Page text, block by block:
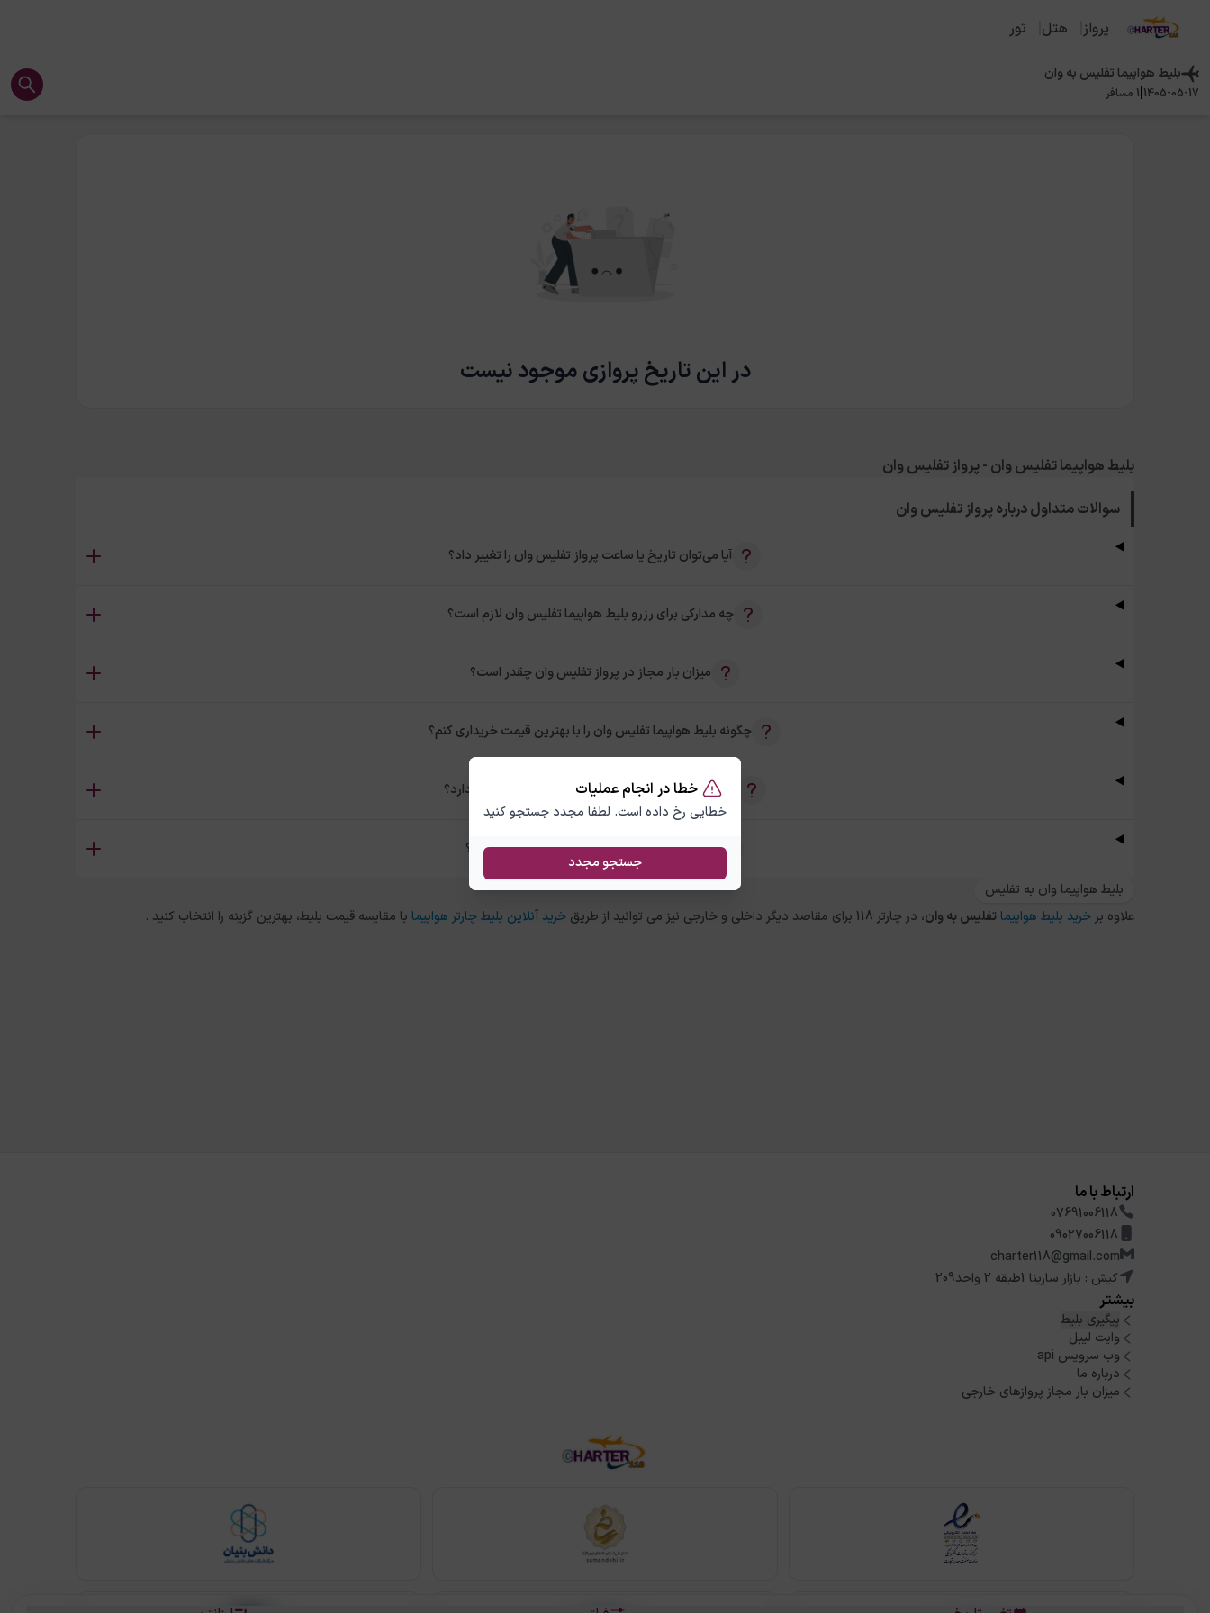
خطا در انجام عملیات
خطایی رخ داده است. لطفا مجدد جستجو کنید
جستجو مجدد
پرواز هتل تور
بلیط هواپیماتفلیس بهوان
1405-05-17
|
1 مسافر
در این تاریخ پروازی موجود نیست
بلیط هواپیما تفلیس وان - پرواز تفلیس وان
سوالات متداول دربارهپرواز تفلیس وان
آیا می‌توان تاریخ یا ساعت پرواز تفلیس وان را تغییر داد؟
چه مدارکی برای رزرو بلیط هواپیما تفلیس وان لازم است؟
میزان بار مجاز در پرواز تفلیس وان چقدر است؟
چگونه بلیط هواپیما تفلیس وان را با بهترین قیمت خریداری کنم؟
آیا امکان خرید بلیط رفت و برگشت تفلیس وان وجود دارد؟
تفاوت بلیط چارتر و سیستمی تفلیس وان چیست؟
بلیط هواپیما وان به تفلیس
علاوه بر خرید بلیط هواپیما تفلیسبه وان، در چارتر 118 برای مقاصد دیگر داخلی و خارجی نیز می توانید از طریق خرید آنلاین بلیط چارتر هواپیما با مقایسه قیمت بلیط، بهترین گزینه را انتخاب کنید .
ارتباط با ما
07691006118
09027006118
charter118@gmail.com
کیش : بازار سارینا 1طبقه 2 واحد209
بیشتر
پیگیری بلیط
وایت لیبل
وب سرویس api
درباره ما
میزان بار مجاز پروازهای خارجی